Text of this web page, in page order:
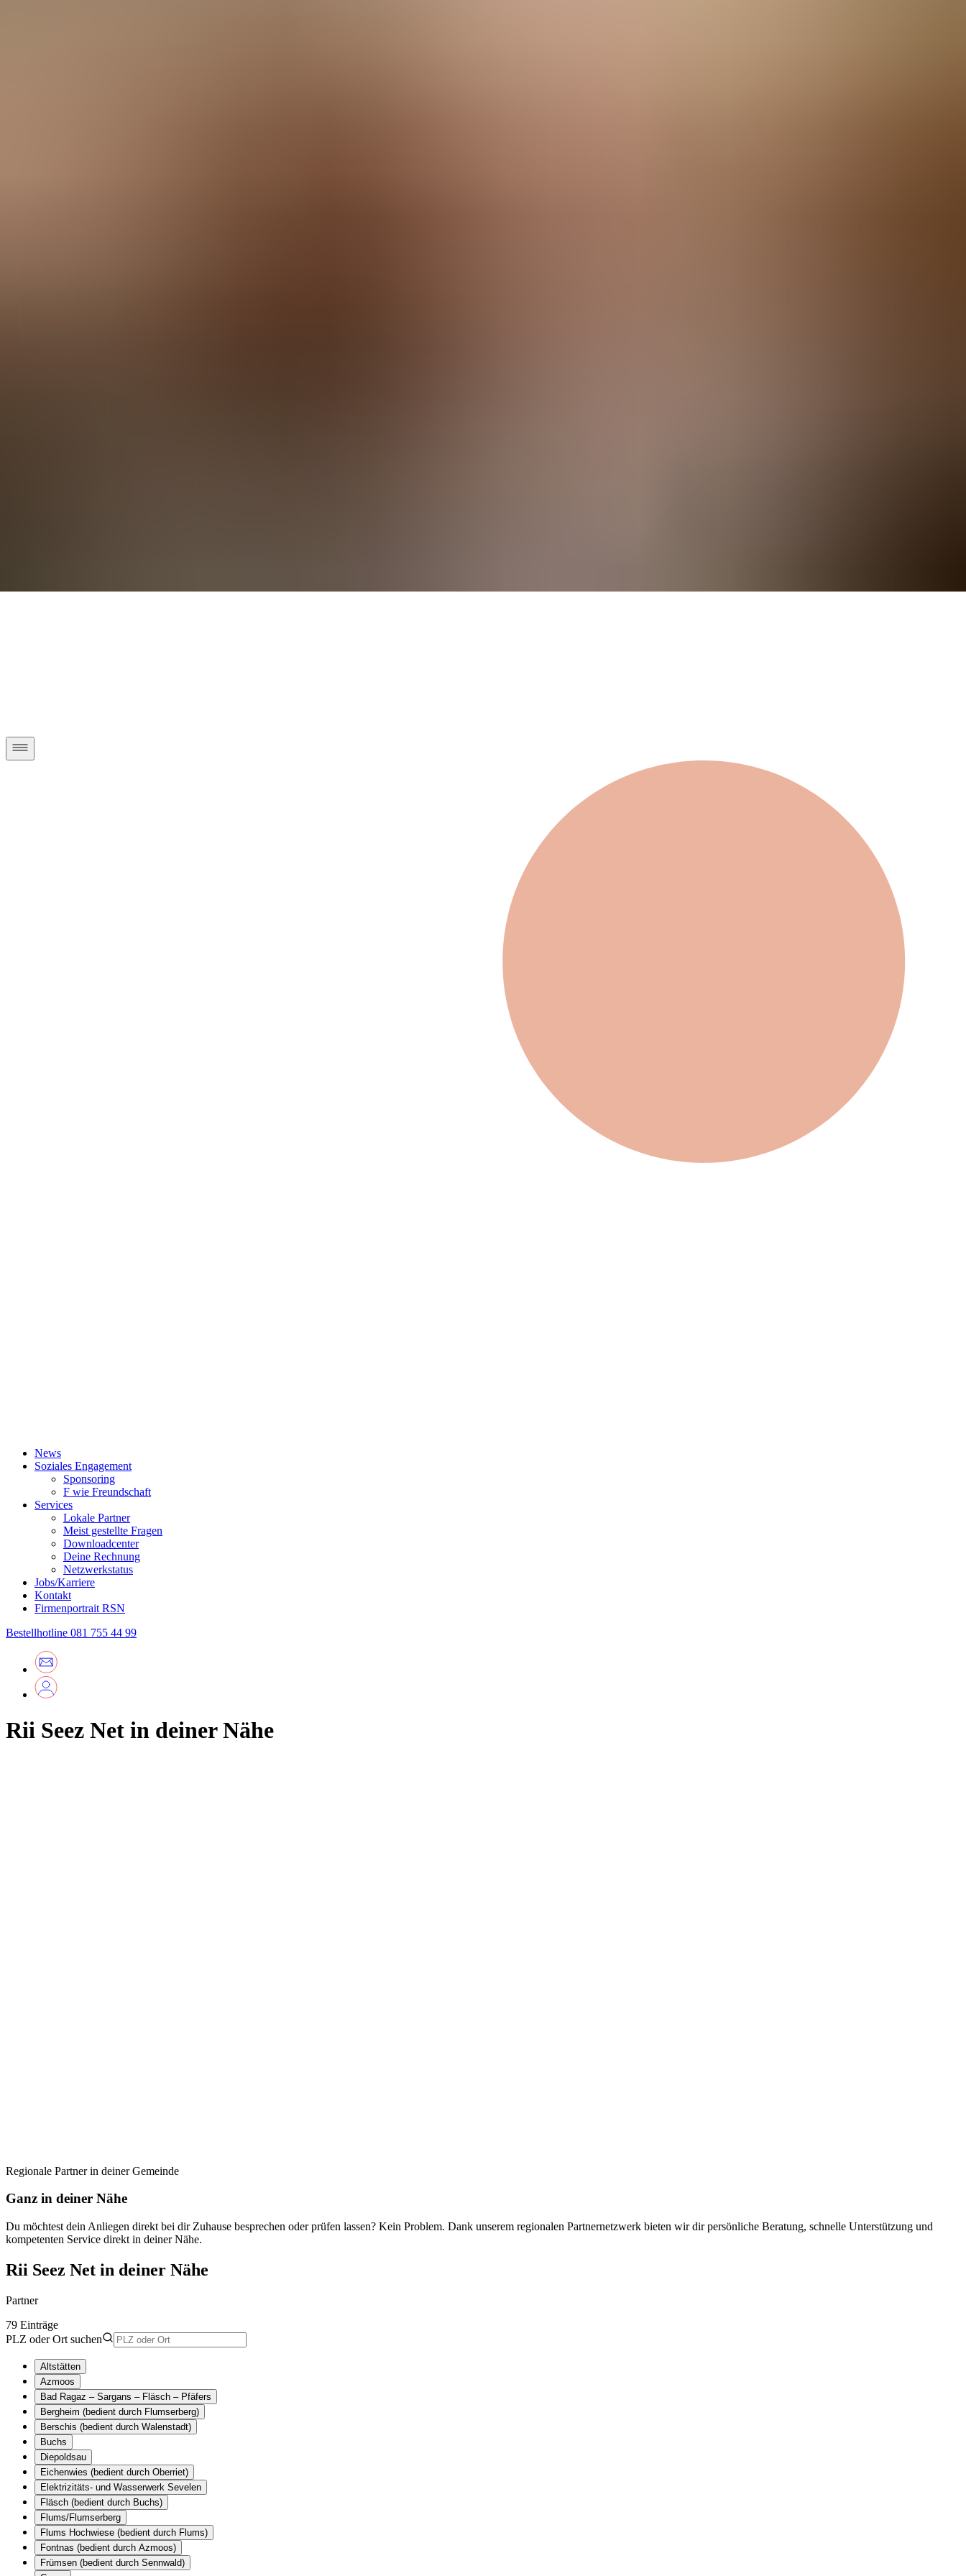
News
Soziales Engagement
Sponsoring
F wie Freundschaft
Services
Lokale Partner
Meist gestellte Fragen
Downloadcenter
Deine Rechnung
Netzwerkstatus
Jobs/Karriere
Kontakt
Firmenportrait RSN
Bestellhotline 081 755 44 99
Rii Seez Net in deiner Nähe
Regionale Partner in deiner Gemeinde
Ganz in deiner Nähe
Du möchtest dein Anliegen direkt bei dir Zuhause besprechen oder prüfen lassen? Kein Problem. Dank unserem regionalen Partnernetzwerk bieten wir dir persönliche Beratung, schnelle Unterstützung und
kompetenten Service direkt in deiner Nähe.
Rii Seez Net in deiner Nähe
Partner
79 Einträge
PLZ oder Ort suchen
Altstätten
Azmoos
Bad Ragaz – Sargans – Fläsch – Pfäfers
Bergheim (bedient durch Flumserberg)
Berschis (bedient durch Walenstadt)
Buchs
Diepoldsau
Eichenwies (bedient durch Oberriet)
Elektrizitäts- und Wasserwerk Sevelen
Fläsch (bedient durch Buchs)
Flums/Flumserberg
Flums Hochwiese (bedient durch Flums)
Fontnas (bedient durch Azmoos)
Frümsen (bedient durch Sennwald)